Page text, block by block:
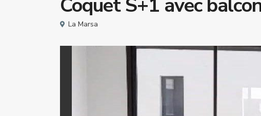
Coquet S+1 avec
La Marsa